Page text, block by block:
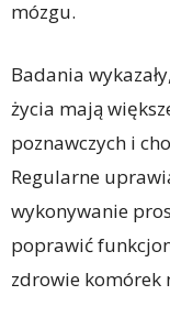
mózgu.
Badania
życia mają
poznawczych i
Regularne
wykonywanie
poprawić
zdrowie komórek